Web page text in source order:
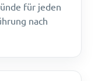
für jeden
nach